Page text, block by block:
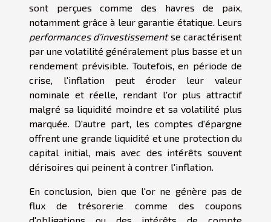
sont perçues comme des havres de paix,
notamment grâce à leur garantie étatique. Leurs
performances d'investissementse caractérisent
par une volatilité généralement plus basse et un
rendement prévisible. Toutefois, en période de
crise, l'inflation peut éroder leur valeur
nominale et réelle, rendant l'or plus attractif
malgré sa liquidité moindre et sa volatilité plus
marquée. D'autre part, les comptes d'épargne
offrent une grande liquidité et une protection du
capital initial, mais avec des intérêts souvent
dérisoires qui peinent à contrer l'inflation.
En conclusion, bien que l'or ne génère pas de
flux de trésorerie comme des coupons
d'obligations ou des intérêts de compte